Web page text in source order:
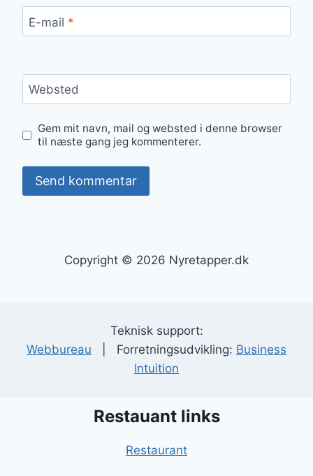
E-mail *
Websted
Gem mit navn, mail og websted i denne browser
til næste gang jeg kommenterer.
Copyright © 2026 Nyretapper.dk
Teknisk support:
Webbureau | Forretningsudvikling: Business
Intuition
Restauant links
Restaurant